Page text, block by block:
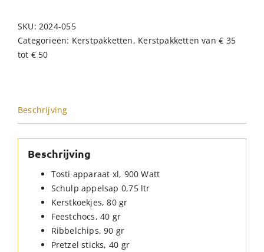
SKU:2024-055
Categorieën: Kerstpakketten, Kerstpakketten van € 35
tot € 50
Beschrijving
Beschrijving
Tosti apparaat xl, 900 Watt
Schulp appelsap 0,75 ltr
Kerstkoekjes, 80 gr
Feestchocs, 40 gr
Ribbelchips, 90 gr
Pretzel sticks, 40 gr